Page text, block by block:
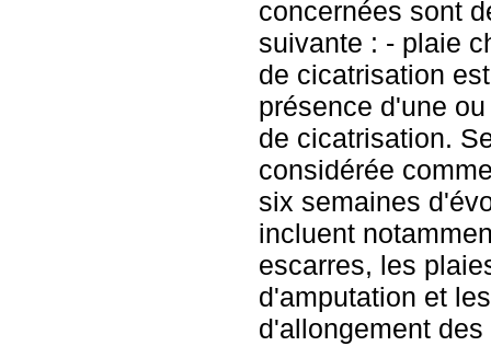
concernées sont
suivante : - plaie
de cicatrisation
présence d'une
de cicatrisation.
considérée
six semaines
incluent
escarres, les
d'amputation et
d'allongement